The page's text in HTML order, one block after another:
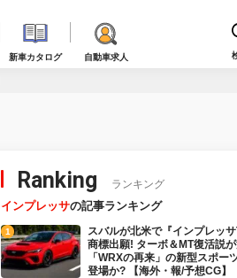
新車カタログ 自動車求人
Ranking ランキング
インプレッサの記事ランキング
スバルが北米で『インプレッ
商標出願! ターボ＆MT復活説が
「WRXの再来」の新型スポー
登場か? 【海外・報/予想CG】